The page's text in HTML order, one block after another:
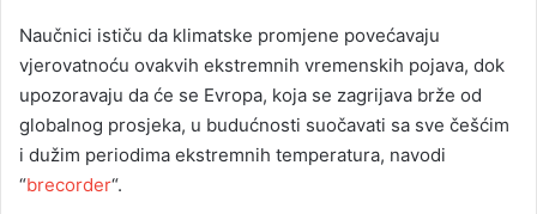
Naučnici ističu da klimatske promjene povećavaju
vjerovatnoću ovakvih ekstremnih vremenskih pojava, dok
upozoravaju da će se Evropa, koja se zagrijava brže od
globalnog prosjeka, u budućnosti suočavati sa sve češćim
i dužim periodima ekstremnih temperatura, navodi
“brecorder“.